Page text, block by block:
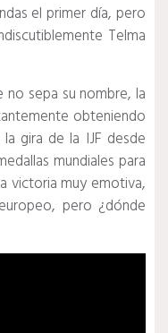
el primer día, pero
Telma
no sepa su nombre, la
obteniendo
gira de la IJF desde
mundiales para
victoria muy emotiva,
pero ¿dónde